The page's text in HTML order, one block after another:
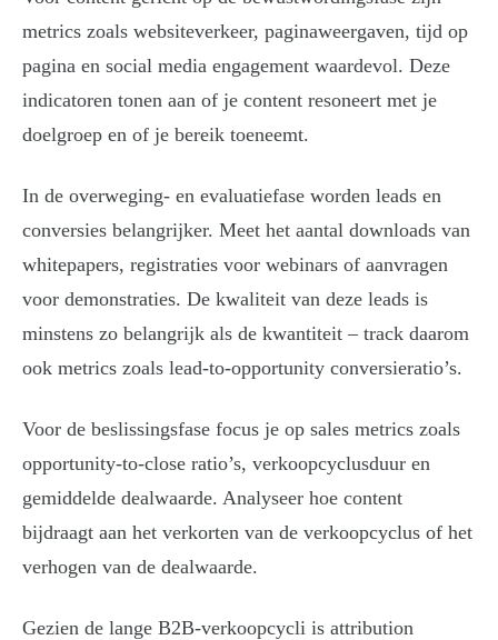
metrics zoals websiteverkeer, paginaweergaven, tijd op
pagina en social media engagement waardevol. Deze
indicatoren tonen aan of je content resoneert met je
doelgroep en of je bereik toeneemt.
In de overweging- en evaluatiefase worden leads en
conversies belangrijker. Meet het aantal downloads van
whitepapers, registraties voor webinars of aanvragen
voor demonstraties. De kwaliteit van deze leads is
minstens zo belangrijk als de kwantiteit – track daarom
ook metrics zoals lead-to-opportunity conversieratio’s.
Voor de beslissingsfase focus je op sales metrics zoals
opportunity-to-close ratio’s, verkoopcyclusduur en
gemiddelde dealwaarde. Analyseer hoe content
bijdraagt aan het verkorten van de verkoopcyclus of het
verhogen van de dealwaarde.
Gezien de lange B2B-verkoopcycli is attribution